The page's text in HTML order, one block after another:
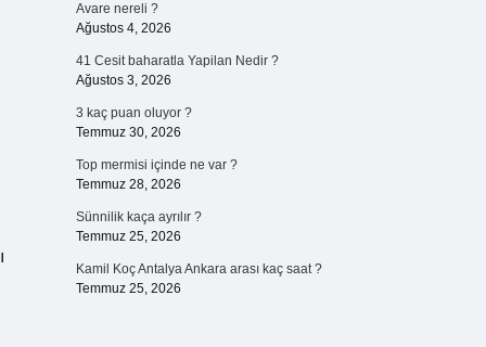
Avare nereli ?
Ağustos 4, 2026
41 Cesit baharatla Yapilan Nedir ?
Ağustos 3, 2026
3 kaç puan oluyor ?
Temmuz 30, 2026
Top mermisi içinde ne var ?
Temmuz 28, 2026
Sünnilik kaça ayrılır ?
Temmuz 25, 2026
Kamil Koç Antalya Ankara arası kaç saat ?
Temmuz 25, 2026